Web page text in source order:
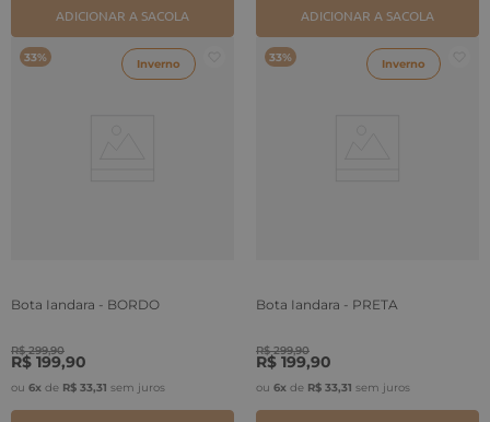
ADICIONAR A SACOLA ADICIONAR A SACOLA
Inverno
33%
Bota Iandara - BORDO
R$ 299,90
R$ 199,90
ou 6x de R$ 33,31 sem juros
Inverno
33%
Bota Iandara - PRETA
R$ 299,90
R$ 199,90
ou 6x de R$ 33,31 sem juros